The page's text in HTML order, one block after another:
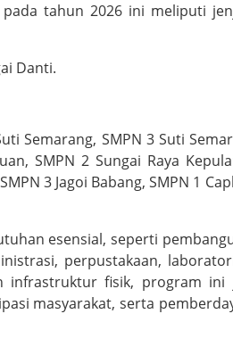
tahun 2026 ini meliputi
Danti.
Semarang, SMPN 3 Suti
SMPN 2 Sungai Raya
3 Jagoi Babang, SMPN 1
esensial, seperti
perpustakaan,
infrastruktur fisik, program ini
masyarakat, serta